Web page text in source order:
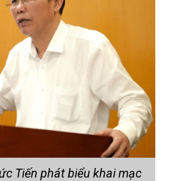
Tiến phát biểu khai mạc